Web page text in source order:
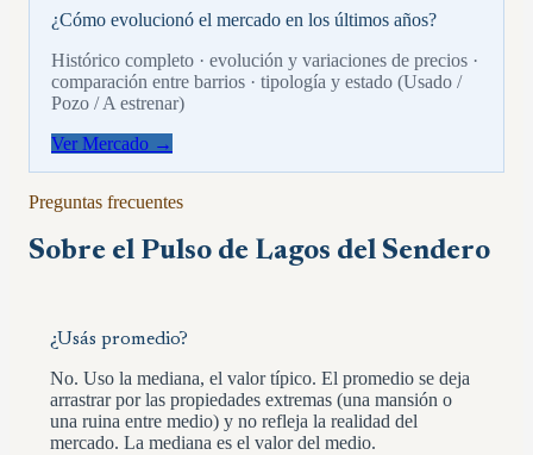
¿Cómo evolucionó el mercado en los últimos años?
Histórico completo · evolución y variaciones de precios ·
comparación entre barrios · tipología y estado (Usado /
Pozo / A estrenar)
Ver Mercado →
Preguntas frecuentes
Sobre el Pulso de Lagos del Sendero
¿Usás promedio?
No. Uso la mediana, el valor típico. El promedio se deja
arrastrar por las propiedades extremas (una mansión o
una ruina entre medio) y no refleja la realidad del
mercado. La mediana es el valor del medio.